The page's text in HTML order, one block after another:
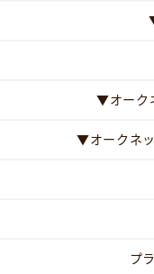
▼オーク
▼オークネ
プ